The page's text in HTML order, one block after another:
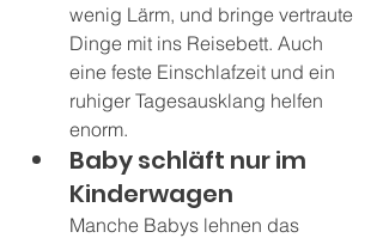
wenig Lärm, und bringe vertraute
Dinge mit ins Reisebett. Auch
eine feste Einschlafzeit und ein
ruhiger Tagesausklang helfen
enorm.
Baby schläft nur im
Kinderwagen
Manche Babys lehnen das